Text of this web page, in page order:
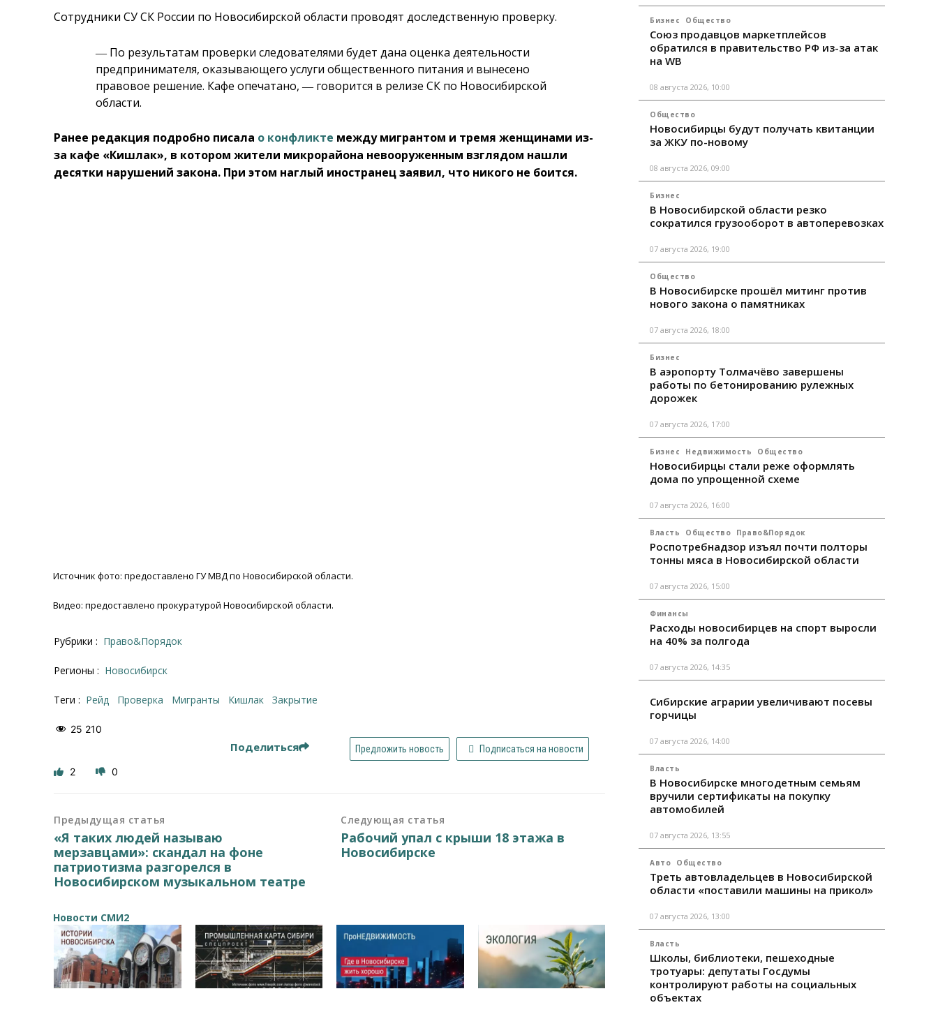
Сотрудники СУ СК России по Новосибирской области проводят доследственную проверку.
― По результатам проверки следователями будет дана оценка деятельности
предпринимателя, оказывающего услуги общественного питания и вынесено
правовое решение. Кафе опечатано, ― говорится в релизе СК по Новосибирской
области.
Ранее редакция подробно писала о конфликте между мигрантом и тремя женщинами из-
за кафе «Кишлак», в котором жители микрорайона невооруженным взглядом нашли
десятки нарушений закона. При этом наглый иностранец заявил, что никого не боится.
Источник фото: предоставлено ГУ МВД по Новосибирской области.
Видео: предоставлено прокуратурой Новосибирской области.
Рубрики : Право&Порядок
Регионы : Новосибирск
Теги : рейд проверка Мигранты кишлак закрытие
25 210
Поделиться Предложить новость Подписаться на новости
2 0
Предыдущая статья
«Я таких людей называю
мерзавцами»: скандал на фоне
патриотизма разгорелся в
Новосибирском музыкальном театре
Следующая статья
Рабочий упал с крыши 18 этажа в
Новосибирске
Новости СМИ2
Бизнес Общество
Союз продавцов маркетплейсов
обратился в правительство РФ из-за атак
на WB
08 августа 2026, 10:00
Общество
Новосибирцы будут получать квитанции
за ЖКУ по-новому
08 августа 2026, 09:00
Бизнес
В Новосибирской области резко
сократился грузооборот в автоперевозках
07 августа 2026, 19:00
Общество
В Новосибирске прошёл митинг против
нового закона о памятниках
07 августа 2026, 18:00
Бизнес
В аэропорту Толмачёво завершены
работы по бетонированию рулежных
дорожек
07 августа 2026, 17:00
Бизнес Недвижимость Общество
Новосибирцы стали реже оформлять
дома по упрощенной схеме
07 августа 2026, 16:00
Власть Общество Право&Порядок
Роспотребнадзор изъял почти полторы
тонны мяса в Новосибирской области
07 августа 2026, 15:00
Финансы
Расходы новосибирцев на спорт выросли
на 40% за полгода
07 августа 2026, 14:35
Сибирские аграрии увеличивают посевы
горчицы
07 августа 2026, 14:00
Власть
В Новосибирске многодетным семьям
вручили сертификаты на покупку
автомобилей
07 августа 2026, 13:55
Авто Общество
Треть автовладельцев в Новосибирской
области «поставили машины на прикол»
07 августа 2026, 13:00
Власть
Школы, библиотеки, пешеходные
тротуары: депутаты Госдумы
контролируют работы на социальных
объектах